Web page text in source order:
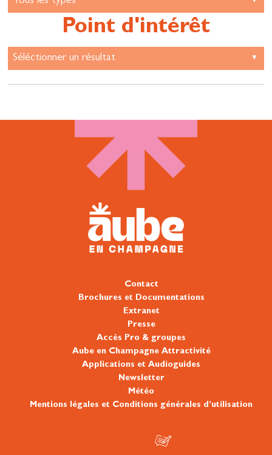
Point d'intérêt
Contact
Brochures et Documentations
Extranet
Presse
Accès Pro & groupes
Aube en Champagne Attractivité
Applications et Audioguides
Newsletter
Météo
Mentions légales et Conditions générales d’utilisation